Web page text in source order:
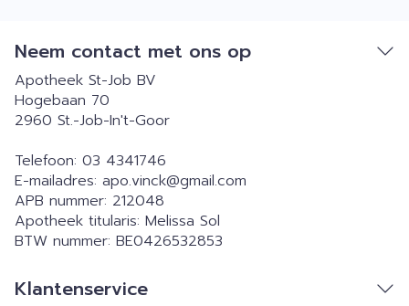
Neem contact met ons op
Apotheek St-Job BV
Hogebaan 70
2960 St.-Job-In't-Goor
Telefoon: 03 4341746
E-mailadres: apo.vinck@gmail.com
APB nummer: 212048
Apotheek titularis: Melissa Sol
BTW nummer: BE0426532853
Klantenservice